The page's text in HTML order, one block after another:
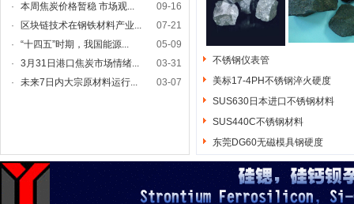
·
本周焦炭价格暂稳 市场观...
09-16
·
区块链技术在钢铁材料产业...
07-21
·
“十四五”时期，我国能源...
05-09
·
3月31日港口焦炭市场情绪...
03-31
·
未来7日内大宗原材料运行... 03-07
不锈钢仪表管
美标17-4PH不锈钢淬火硬度
SUS630日本进口不锈钢材料
SUS440C不锈钢材料
东莞DG60无磁模具钢硬度